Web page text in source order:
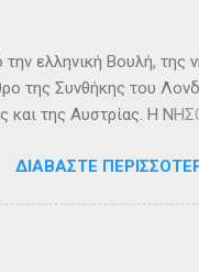
ελληνική Βουλή, της
της Συνθήκης του
και της Αυστρίας. Η
Έχει έκταση περίπου
του πολέμου
ΔΙΑΒΆΣΤΕ